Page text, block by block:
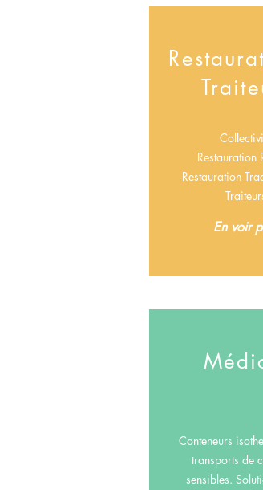
Restauration
Restauration
En voir
Conteneurs
transports de
sensibles.